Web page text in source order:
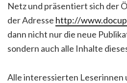
Netz und präsentiert sich der
der Adresse http://
dann nicht nur die neue
sondern auch alle Inhalte
Alle interessierten Leserinnen